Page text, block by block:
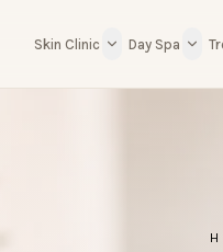
Skin Clinic Day Spa